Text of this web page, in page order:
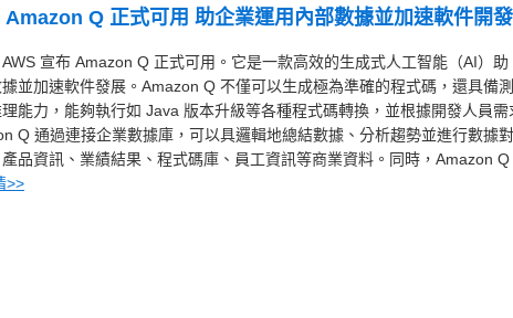
Q 正式可用 助企業運用內部數據並加速軟件開發
宣布 Amazon Q 正式可用。它是一款高效的生成式人工智能（AI）助
並加速軟件發展。Amazon Q 不僅可以生成極為準確的程式碼，還具備測
能力，能夠執行如 Java 版本升級等各種程式碼轉換，並根據開發人員需
Q 通過連接企業數據庫，可以具邏輯地總結數據、分析趨勢並進行數據對
品資訊、業績結果、程式碼庫、員工資訊等商業資料。同時，Amazon Q
>>